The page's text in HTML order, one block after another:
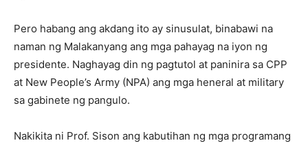
Pero habang ang akdang ito ay sinusulat, binabawi na
naman ng Malakanyang ang mga pahayag na iyon ng
presidente. Naghayag din ng pagtutol at paninira sa CPP
at New People’s Army (NPA) ang mga heneral at military
sa gabinete ng pangulo.
Nakikita ni Prof. Sison ang kabutihan ng mga programang